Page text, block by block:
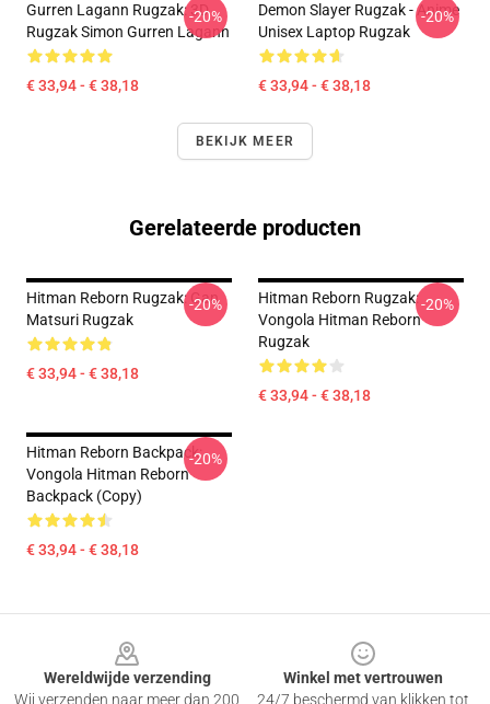
Gurren Lagann Rugzak: 3D
Rugzak Simon Gurren Lagann
€ 33,94 - € 38,18
-20%
Demon Slayer Rugzak - Anime
Unisex Laptop Rugzak
€ 33,94 - € 38,18
-20%
BEKIJK MEER
Gerelateerde producten
Hitman Reborn Rugzak: Gan
Matsuri Rugzak
€ 33,94 - € 38,18
-20%
Hitman Reborn Rugzak:
Vongola Hitman Reborn
Rugzak
€ 33,94 - € 38,18
-20%
Hitman Reborn Backpack:
Vongola Hitman Reborn
Backpack (Copy)
€ 33,94 - € 38,18
-20%
Wereldwijde verzending
Wij verzenden naar meer dan 200
Winkel met vertrouwen
24/7 beschermd van klikken tot